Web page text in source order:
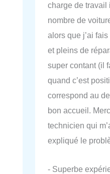
charge de travail
nombre de
alors que j’ai
et pleins de
super contant (il
quand c’est
correspond au
bon accueil.
technicien qui
expliqué le
- Superbe